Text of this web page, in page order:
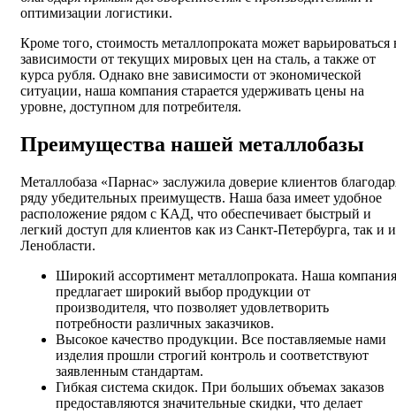
оптимизации логистики.
Кроме того, стоимость металлопроката может варьироваться
зависимости от текущих мировых цен на сталь, а также от
курса рубля. Однако вне зависимости от экономической
ситуации, наша компания старается удерживать цены на
уровне, доступном для потребителя.
Преимущества нашей металлобазы
Металлобаза «Парнас» заслужила доверие клиентов
ряду убедительных преимуществ. Наша база имеет удобное
расположение рядом с КАД, что обеспечивает быстрый и
легкий доступ для клиентов как из Санкт-Петербурга, так и
Ленобласти.
Широкий ассортимент металлопроката. Наша компания
предлагает широкий выбор продукции от
производителя, что позволяет удовлетворить
потребности различных заказчиков.
Высокое качество продукции. Все поставляемые нами
изделия прошли строгий контроль и соответствуют
заявленным стандартам.
Гибкая система скидок. При больших объемах заказов
предоставляются значительные скидки, что делает